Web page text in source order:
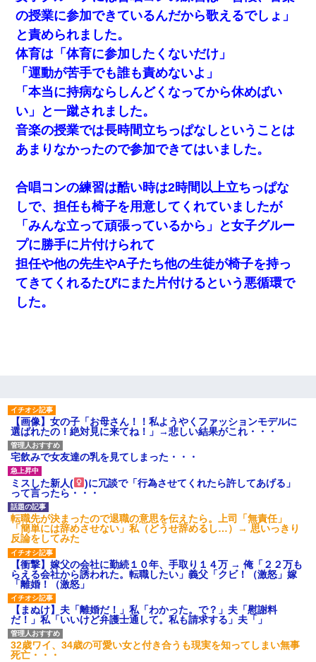
の授業に参加できているんだから歌えるでしょ」
と責められました。
体育は「体育に参加したくないだけ」
「運動が苦手でも誰も責めないよ」
「本当に持病ならしんどくなってから休めばい
い」と一蹴されました。
音楽の授業では長時間立ちっぱなしということは
あまりなかったので参加できてはいました。
合唱コンの練習は酷い時は2時間以上立ちっぱな
しで、担任も椅子を用意してくれていましたが
「みんな立って頑張っているから」と女子グルー
プに勝手に片付けられて
担任や他の先生やA子たち他の生徒が椅子を持っ
てきてくれるたびにまた片付けるという悪循環で
した。
【画像】女の子「お母さん！！私ようやくファッションモデルに
選ばれたの！絶対見に来てね！」→悲しい結果がこれ・・・
宅飲みで女友達の乳を見てしまった・・・
ミスした新人(
)に冗談で「行為させてくれたら許してあげる」
って言ったら・・・
転職先が決まったので退職の意思を伝えたら。上司「無責任」
「簡単には辞めさせない」私（どうせ辞めるし…）→ 思いっきり
反論をしてみた
【衝撃】嫁父の会社に勤続１０年、手取り１４万 → 俺「２２万も
らえる会社から誘われた。転職したい」義父「クビ！（激怒」嫁
「離婚！（激怒」
【まぬけ】夫「離婚だ！」私「わかった。で？」夫「慰謝料
だ！」私「いいけど弁護士通して。私も請求する」夫「」
32歳ワイ、34歳の可愛い女と付き合うも現実を知ってしまい無事
死亡・・・